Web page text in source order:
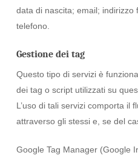
data di nascita; email; indirizzo
telefono.
Gestione dei tag
Questo tipo di servizi è
dei tag o script utilizzati su
L’uso di tali servizi comporta il
attraverso gli stessi e, se del
Google Tag Manager (Google